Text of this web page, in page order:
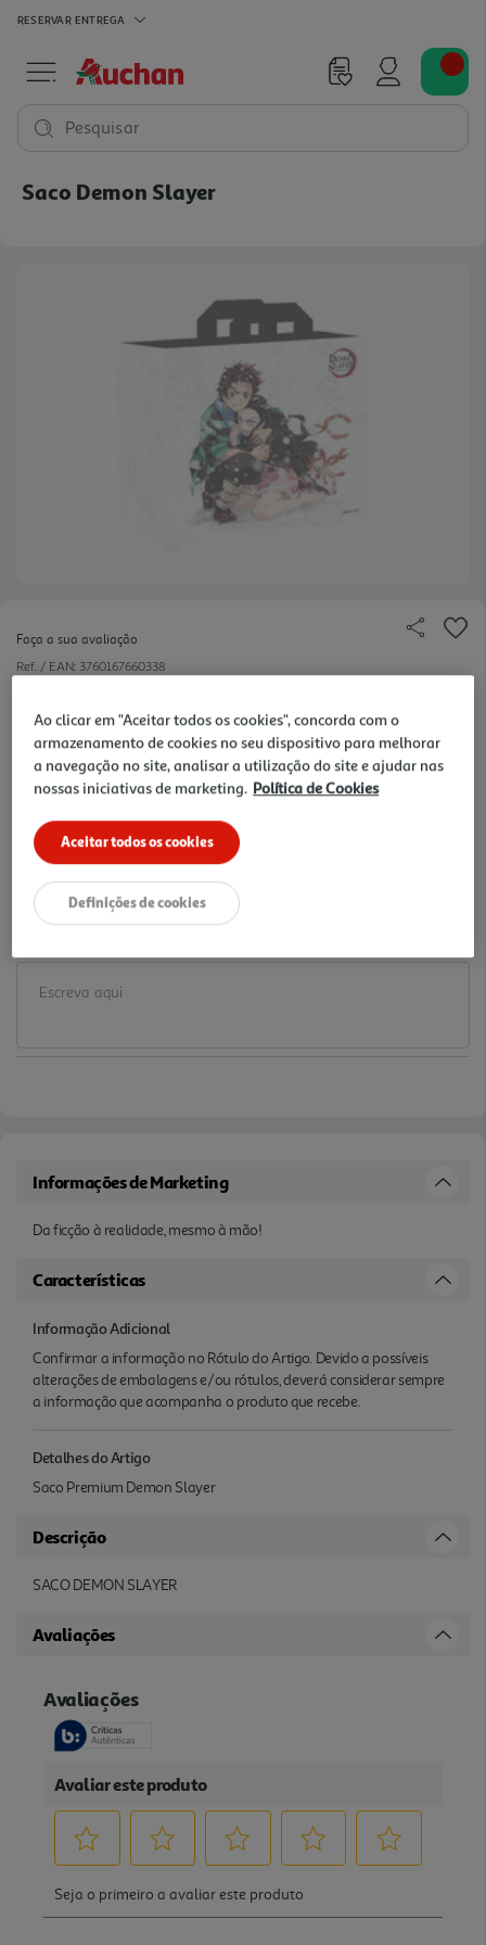
RESERVAR ENTREGA
Pesquisar
Saco Demon Slayer
Faça a sua avaliação
Ref. / EAN: 3760167660338
2.99 €/un
2,99 €
Informações de Marketing
Da ficção à realidade, mesmo à mão!
Características
Informação Adicional
Confirmar a informação no Rótulo do Artigo. Devido a possíveis
alterações de embalagens e/ou rótulos, deverá considerar sempre
a informação que acompanha o produto que recebe.
Detalhes do Artigo
Saco Premium Demon Slayer
Descrição
SACO DEMON SLAYER
Avaliações
Ao clicar em "Aceitar todos os cookies", concorda com o
armazenamento de cookies no seu dispositivo para melhorar
a navegação no site, analisar a utilização do site e ajudar nas
nossas iniciativas de marketing. Política de Cookies
Aceitar todos os cookies
Definições de cookies